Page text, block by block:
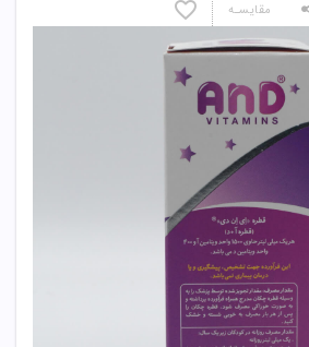
مقایسـه